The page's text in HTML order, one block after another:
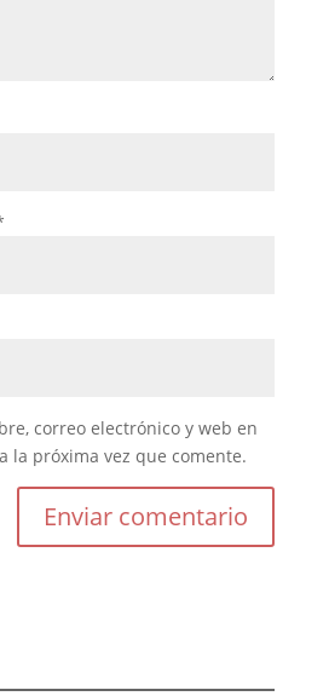
correo electrónico y web en
la próxima vez que comente.